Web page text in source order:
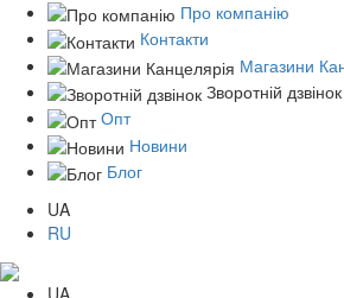
Про компанію
Контакти
Магазини
Зворотній дзвінок
Опт
Новини
Блог
UA
RU
UA